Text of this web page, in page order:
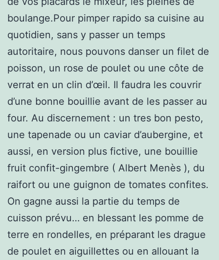
boulange.Pour pimper rapido sa cuisine au
quotidien, sans y passer un temps
autoritaire, nous pouvons danser un filet de
poisson, un rose de poulet ou une côte de
verrat en un clin d’œil. Il faudra les couvrir
d’une bonne bouillie avant de les passer au
four. Au discernement : un tres bon pesto,
une tapenade ou un caviar d’aubergine, et
aussi, en version plus fictive, une bouillie
fruit confit-gingembre ( Albert Menès ), du
raifort ou une guignon de tomates confites.
On gagne aussi la partie du temps de
cuisson prévu… en blessant les pomme de
terre en rondelles, en préparant les drague
de poulet en aiguillettes ou en allouant la